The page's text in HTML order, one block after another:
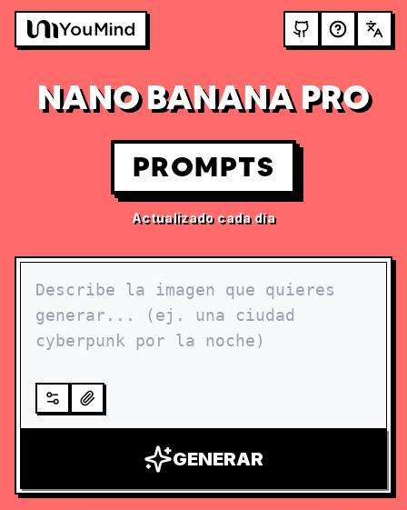
NANO BANANA PRO
PROMPTS
Actualizado cada día
GENERAR